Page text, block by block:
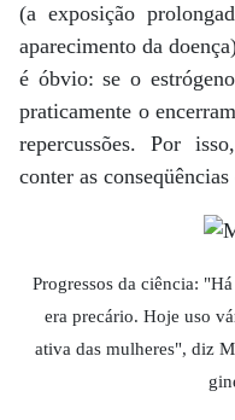
(a exposição
aparecimento da
é óbvio: se o
praticamente o
repercussões. Por
conter as
Progressos da ciência:
era precário. Hoje uso
ativa das mulheres", diz